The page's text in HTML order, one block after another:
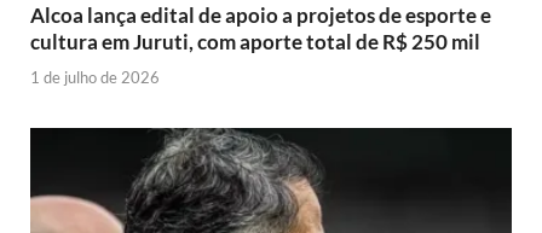
Alcoa lança edital de apoio a projetos de esporte e
cultura em Juruti, com aporte total de R$ 250 mil
1 de julho de 2026